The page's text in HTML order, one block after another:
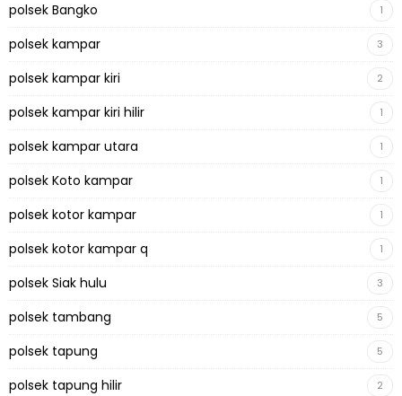
polsek Bangko 1
polsek kampar 3
polsek kampar kiri 2
polsek kampar kiri hilir 1
polsek kampar utara 1
polsek Koto kampar 1
polsek kotor kampar 1
polsek kotor kampar q 1
polsek Siak hulu 3
polsek tambang 5
polsek tapung 5
polsek tapung hilir 2